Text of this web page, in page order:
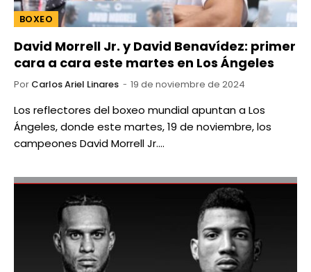
BOXEO
David Morrell Jr. y David Benavídez: primer
cara a cara este martes en Los Ángeles
Por Carlos Ariel Linares 19 de noviembre de 2024
Los reflectores del boxeo mundial apuntan a Los
Ángeles, donde este martes, 19 de noviembre, los
campeones David Morrell Jr.…